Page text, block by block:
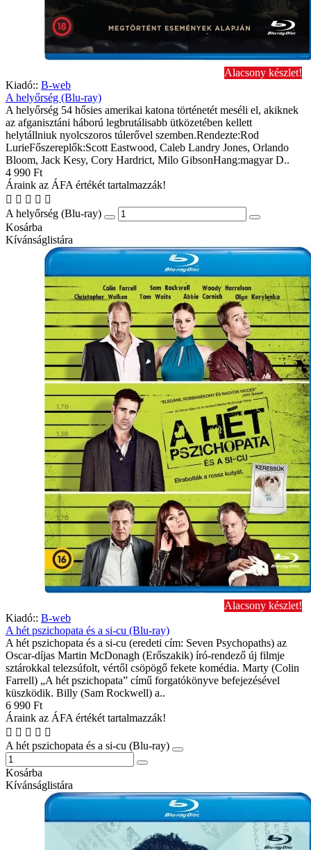
Alacsony készlet!
Kiadó:: B-web
A helyőrség (Blu-ray)
A helyőrség 54 hősies amerikai katona történetét meséli el, akiknek
az afganisztáni háború legbrutálisabb ütközetében kellett
helytállniuk nyolcszoros túlerővel szemben.Rendezte:Rod
LurieFőszereplők:Scott Eastwood, Caleb Landry Jones, Orlando
Bloom, Jack Kesy, Cory Hardrict, Milo GibsonHang:magyar D..
4 990 Ft
Áraink az ÁFA értékét tartalmazzák!
A helyőrség (Blu-ray)
Kosárba
Kívánságlistára
Alacsony készlet!
Kiadó:: B-web
A hét pszichopata és a si-cu (Blu-ray)
A hét pszichopata és a si-cu (eredeti cím: Seven Psychopaths) az
Oscar-díjas Martin McDonagh (Erőszakik) író-rendező új filmje
sztárokkal telezsúfolt, vértől csöpögő fekete komédia. Marty (Colin
Farrell) „A hét pszichopata” című forgatókönyve befejezésével
küszködik. Billy (Sam Rockwell) a..
6 990 Ft
Áraink az ÁFA értékét tartalmazzák!
A hét pszichopata és a si-cu (Blu-ray)
Kosárba
Kívánságlistára